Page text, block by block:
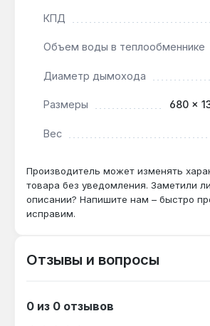
Подходит ли для отопления
Да — мощность 40 кВт и КПД
до -25 °C, а объём воды в
Как часто нужно чистить
При использовании сухих дров
до 20% — раз в 2-3 недели, при
выше 25% — раз в неделю,
КПД
Объем воды в теплообменнике
Диаметр дымохода
Размеры 680 ×
Вес
Производитель может изменять
товара без уведомления. Заметили
описании? Напишите нам – быстро
исправим.
Отзывы и вопросы
0 из 0 отзывов